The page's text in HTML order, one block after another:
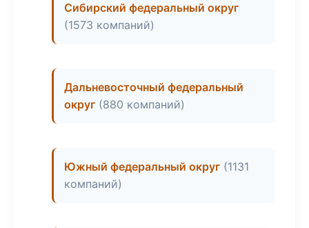
Сибирский федеральный округ
(1573 компаний)
Дальневосточный федеральный
округ (880 компаний)
Южный федеральный округ (1131
компаний)